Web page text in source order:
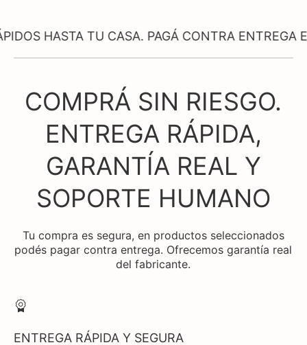
TU CASA. PAGÁ CONTRA ENTREGA EN
COMPRÁ SIN RIESGO.
ENTREGA RÁPIDA,
GARANTÍA REAL Y
SOPORTE HUMANO
Tu compra es segura, en productos seleccionados
podés pagar contra entrega. Ofrecemos garantía real
del fabricante.
ENTREGA RÁPIDA Y SEGURA